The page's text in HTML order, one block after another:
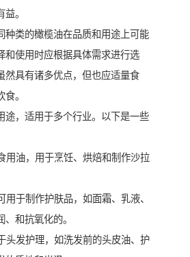
。
种类的橄榄油在品质和用途上可能
和使用时应根据具体需求进行选
然具有诸多优点，但也应适量食
。
途，适用于多个行业。以下是一些
用油，用于烹饪、烘焙和制作沙拉
用于制作护肤品，如面霜、乳液、
和抗氧化的。
头发护理，如洗发前的头皮油、护